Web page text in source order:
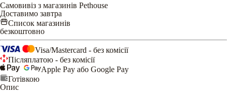
Самовивіз з магазинів Pethouse
Доставимо завтра
Список магазинів
безкоштовно
Visa/Mastercard - без комісії
Післяплатою - без комісії
Apple Pay або Google Pay
Готівкою
Опис